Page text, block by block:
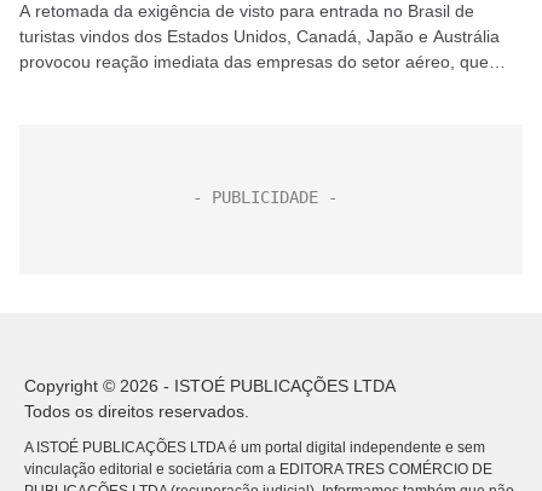
A retomada da exigência de visto para entrada no Brasil de
turistas vindos dos Estados Unidos, Canadá, Japão e Austrália
provocou reação imediata das empresas do setor aéreo, que
Copyright © 2026 - ISTOÉ PUBLICAÇÕES LTDA
Todos os direitos reservados.
A ISTOÉ PUBLICAÇÕES LTDA é um portal digital independente e sem
vinculação editorial e societária com a EDITORA TRES COMÉRCIO DE